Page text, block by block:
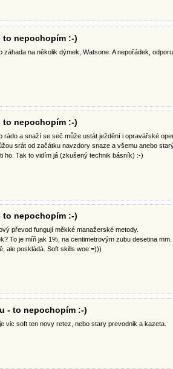
to nepochopím :-)
záhada na několik dýmek, Watsone. A nepořádek,
to nepochopím :-)
rádo a snaží se seč může ustát ježdění i opravářské
srát od začátku navzdory snaze a všemu anebo
ho. Tak to vidím já (zkušený technik básník) :-)
to nepochopím :-)
převod fungují měkké manažerské metody.
To je míň jak 1%, na centimetrovým zubu desetina
ale poskládá. Soft skills woe:=)))
- to nepochopím :-)
vic soft ten novy retez, nebo stary prevodnik a kazeta.